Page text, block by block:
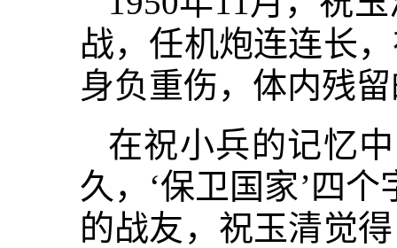
战，任机炮连连长
身负重伤，体内残
在祝小兵的记忆
久，‘保卫国家’四
的战友，祝玉清觉